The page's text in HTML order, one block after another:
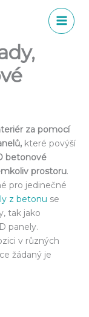
za pomocí
které povýší
betonové
prostoru.
pro jedinečné
z betonu se
tak jako
panely.
v různých
žádaný je